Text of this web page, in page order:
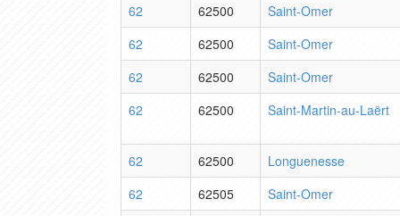
62
62500
Saint-Omer
62
62500
Saint-Omer
62
62500
Saint-Omer
62
62500 Saint-Martin-au-Laërt
62 62500
Longuenesse
62
62505
Saint-Omer